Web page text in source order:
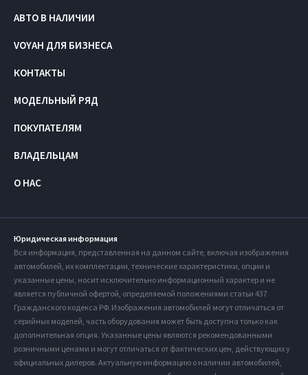
АВТО В НАЛИЧИИ
VOYAH ДЛЯ БИЗНЕСА
КОНТАКТЫ
МОДЕЛЬНЫЙ РЯД
ПОКУПАТЕЛЯМ
ВЛАДЕЛЬЦАМ
О НАС
Юридическая информация
Вся информация, представленная на данном сайте, включая изображения
автомобилей, их комплектации, технические характеристики, опции и
указанные цены, носит исключительно информационный характер и не
является публичной офертой, определяемой положениями статьи 437
Гражданского кодекса РФ. Изображения автомобилей могут отличаться от
серийных моделей, часть оборудования может быть доступна только как
дополнительная опция. Указанные цены являются рекомендованными
розничными ценами и могут отличаться от фактических цен, действующих у
официальных дилеров. Актуальную информацию о наличии автомобилей,